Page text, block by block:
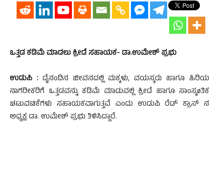
ಒತ್ತಡ ಕಡಿಮೆ ಮಾಡಲು ಕ್ರೀಡೆ ಸಹಾಯಕ- ಡಾ.ಉಮೇಶ್ ಪ್ರಭು
ಉಡುಪಿ :ದೈನಂದಿನ ಜೀವನದಲ್ಲಿ ಮಕ್ಕಳು, ವಯಸ್ಕರು ಹಾಗೂ ಹಿರಿಯ
ನಾಗರೀಕರಿಗೆ ಒತ್ತಡವನ್ನು ಕಡಿಮೆ ಮಾಡುವಲ್ಲಿ ಕ್ರೀಡೆ ಹಾಗೂ ಸಾಂಸ್ಕøತಿಕ
ಚಟುವಟಿಕೆಗಳು ಸಹಾಯಕವಾಗುತ್ತವೆ ಎಂದು ಉಡುಪಿ ರೆಡ್ ಕ್ರಾಸ್ ನ
ಅಧ್ಯಕ್ಷ ಡಾ. ಉಮೇಶ್ ಪ್ರಭು ತಿಳಿಸಿದ್ದಾರೆ.